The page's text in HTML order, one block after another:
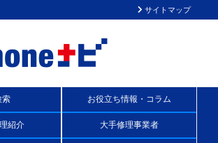
サイトマップ
索 お役立ち情報・コラム
紹介 大手修理事業者